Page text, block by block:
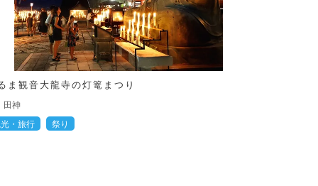
ま観音大龍寺の灯篭まつり
田神
・旅行
祭り